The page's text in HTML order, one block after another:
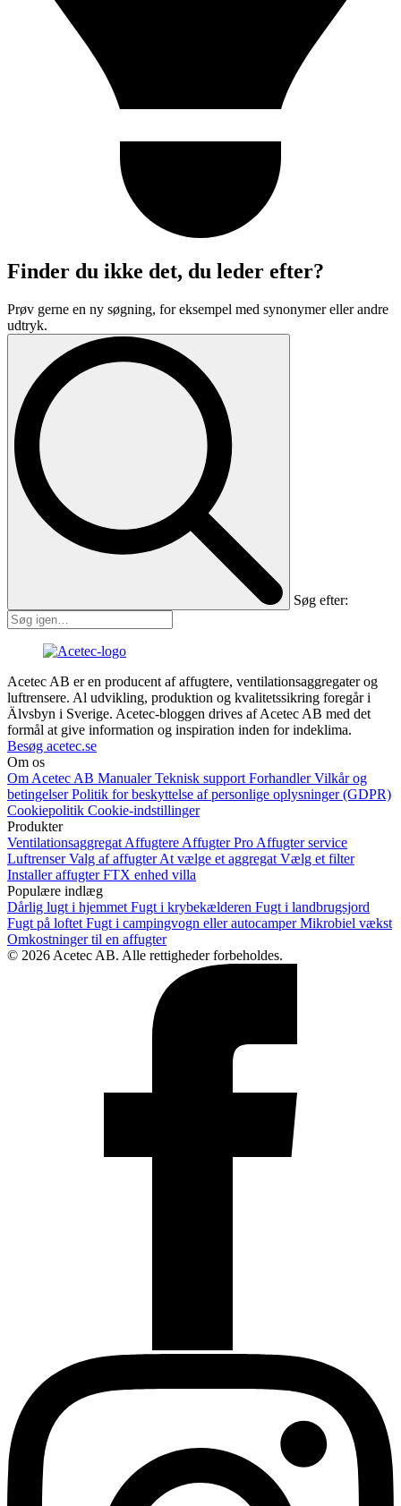
Finder du ikke det, du leder efter?
Prøv gerne en ny søgning, for eksempel med synonymer eller andre
udtryk.
Søg efter:
Acetec AB er en producent af affugtere, ventilationsaggregater og
luftrensere. Al udvikling, produktion og kvalitetssikring foregår i
Älvsbyn i Sverige. Acetec-bloggen drives af Acetec AB med det
formål at give information og inspiration inden for indeklima.
Besøg acetec.se
Om os
Om Acetec AB ManualerTeknisk support ForhandlerVilkår og
betingelserPolitik for beskyttelse af personlige oplysninger (GDPR)
Cookiepolitik Cookie-indstillinger
Produkter
Ventilationsaggregat Affugtere Affugter Pro Affugter service
LuftrenserValg af affugterAt vælge et aggregat Vælg et filter
Installer affugterFTX enhed villa
Populære indlæg
Dårlig lugt i hjemmet Fugt i krybekælderen Fugt i landbrugsjord
Fugt på loftet Fugt i campingvogn eller autocamperMikrobiel vækst
Omkostninger til en affugter
© 2026 Acetec AB. Alle rettigheder forbeholdes.